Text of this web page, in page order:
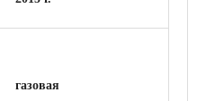
газовая